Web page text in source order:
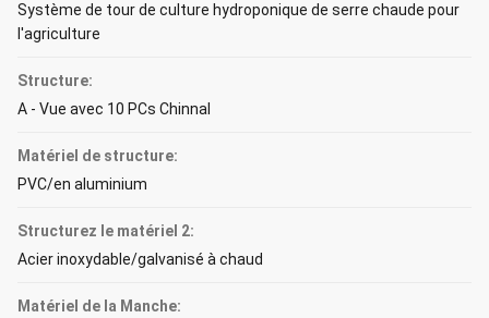
Système de tour de culture hydroponique de serre chaude pour
l'agriculture
Structure:
A - Vue avec 10 PCs Chinnal
Matériel de structure:
PVC/en aluminium
Structurez le matériel 2:
Acier inoxydable/galvanisé à chaud
Matériel de la Manche: